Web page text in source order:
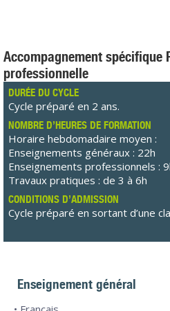
Accompagnement spécifique
professionnelle
DURÉE DU CYCLE
Cycle préparé en 2 ans.
NOMBRE D’HEURES DE FORMATION
Horaire hebdomadaire moyen :
Enseignements généraux : 22h
Enseignements professionnels :
Travaux pratiques : de 3 à 6h
CONDITIONS D’ADMISSION
Cycle préparé en sortant d’une
Enseignement général